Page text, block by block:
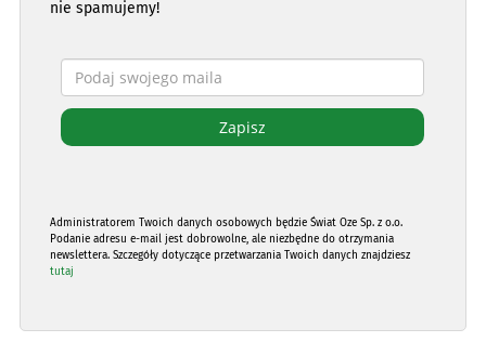
nie spamujemy!
Administratorem Twoich danych osobowych będzie Świat Oze Sp. z o.o.
Podanie adresu e-mail jest dobrowolne, ale niezbędne do otrzymania
newslettera. Szczegóły dotyczące przetwarzania Twoich danych znajdziesz
tutaj